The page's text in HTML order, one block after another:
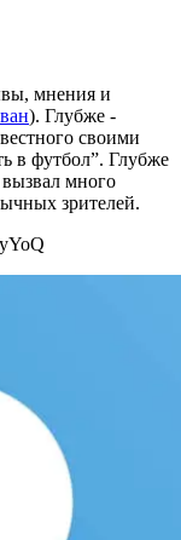
мнения и
). Глубже -
своими
в футбол”. Глубже
много
зрителей.